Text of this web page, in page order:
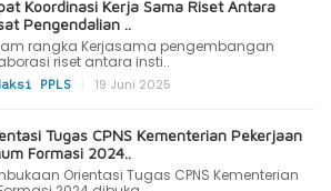
Koordinasi Kerja Sama Riset Antara
Pengendalian ..
rangka Kerjasama pengembangan
riset antara insti..
PPLS 19 Juni 2025
Tugas CPNS Kementerian Pekerjaan
Formasi 2024..
Orientasi Tugas CPNS Kementerian